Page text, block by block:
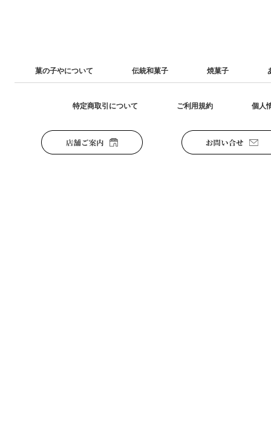
菓の子やについて 伝統和菓子 焼菓子
特定商取引について ご利用規約 個人